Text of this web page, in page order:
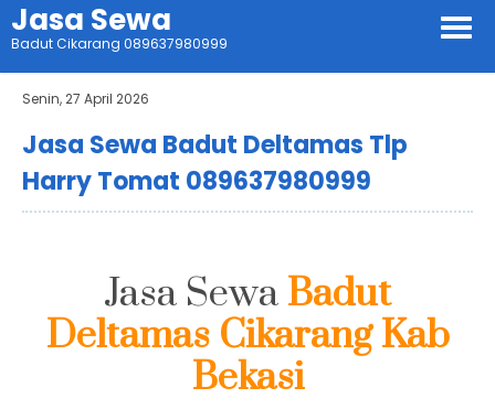
Jasa Sewa
Badut Cikarang 089637980999
Senin, 27 April 2026
Jasa Sewa Badut Deltamas Tlp
Harry Tomat 089637980999
Jasa Sewa Badut
Deltamas Cikarang Kab
Bekasi